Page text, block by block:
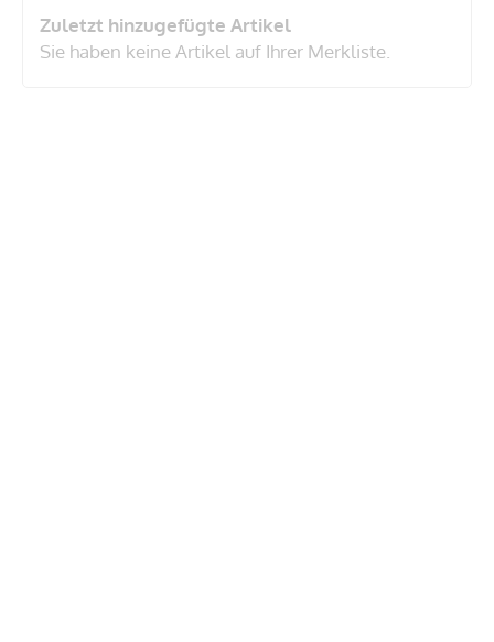
Zuletzt hinzugefügte Artikel
Sie haben keine Artikel auf Ihrer Merkliste.